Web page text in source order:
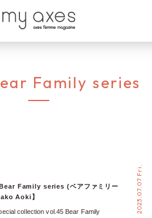
Family series
Family series (ベアファミリー
Aoki】
collection vol.45 Bear Family
2023.07.07 Fri.